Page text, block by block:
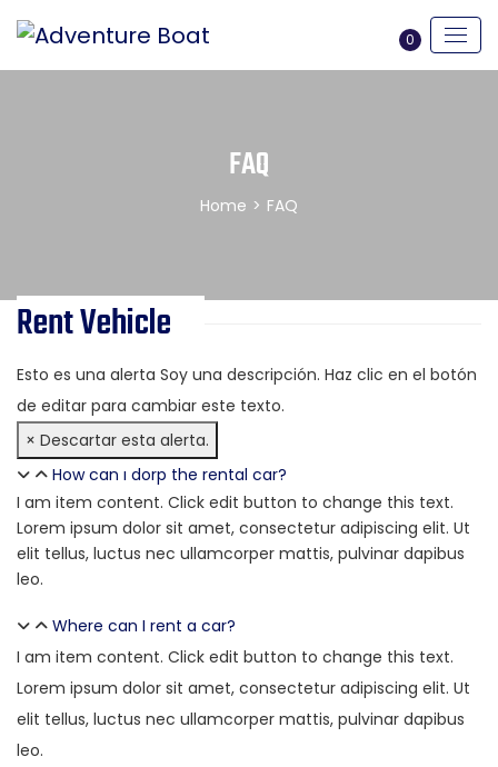
0
FAQ
Home > FAQ
Rent Vehicle
Esto es una alerta Soy una descripción. Haz clic en el botón
de editar para cambiar este texto.
× Descartar esta alerta.
How can ı dorp the rental car?
I am item content. Click edit button to change this text.
Lorem ipsum dolor sit amet, consectetur adipiscing elit. Ut
elit tellus, luctus nec ullamcorper mattis, pulvinar dapibus
leo.
Where can I rent a car?
I am item content. Click edit button to change this text.
Lorem ipsum dolor sit amet, consectetur adipiscing elit. Ut
elit tellus, luctus nec ullamcorper mattis, pulvinar dapibus
leo.